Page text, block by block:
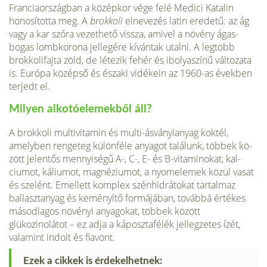
Fran­ciaországban a középkor vége felé Medici Katalin
honosí­totta meg. Abrokkoli elnevezés latin eredetű: az ág
vagy a kar szóra vezethető vissza, amivel a növény ágas-
bogas lombkorona jellegére kívántak utalni. A legtöbb
brokkoli­fajta zöld, de létezik fehér és ibolyaszínű változata
is. Európa középső és északi vidékein az 1960-as években
terjedt el.
Milyen alkotóelemekből áll?
A brokkoli multivitamin és multi-ásványianyag koktél,
amelyben rengeteg különféle anyagot találunk, többek kö­
zött jelentős mennyiségű A-, C-, E- és B-vitaminokat, kal­
ciumot, káliumot, magnéziumot, a nyomelemek közül va­sat
és szelént. Emellett komplex szénhidrátokat tartalmaz
ballasztanyag és keményítő formájában, továbbá értékes
másodlagos növényi anyagokat, többek között
glükozinolátot – ez adja a káposztafélék jellegzetes ízét,
valamint indolt és fiavont.
Ezek a cikkek is érdekelhetnek: